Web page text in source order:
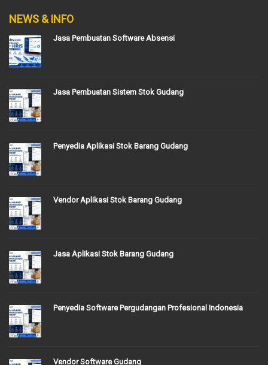
NEWS & INFO
Jasa Pembuatan Software Absensi
Jasa Pembuatan Sistem Stok Gudang
Penyedia Aplikasi Stok Barang Gudang
Vendor Aplikasi Stok Barang Gudang
Jasa Aplikasi Stok Barang Gudang
Penyedia Software Pergudangan Profesional Indonesia
Vendor Software Gudang